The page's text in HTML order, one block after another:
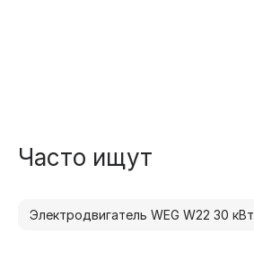
Часто ищут
Электродвигатель WEG W22 30 кВт